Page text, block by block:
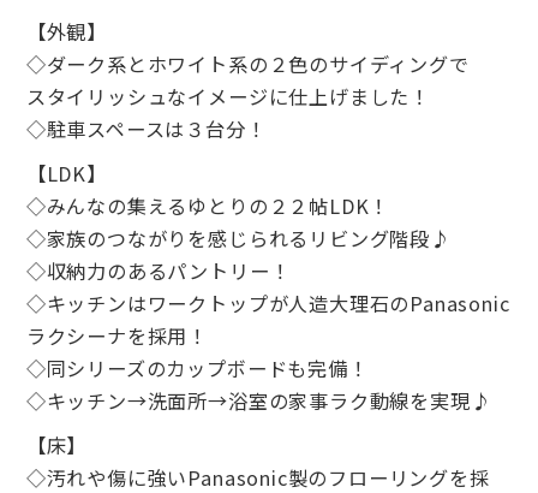
【外観】
◇ダーク系とホワイト系の２色のサイディングで
スタイリッシュなイメージに仕上げました！
◇駐車スペースは３台分！
【LDK】
◇みんなの集えるゆとりの２２帖LDK！
◇家族のつながりを感じられるリビング階段♪
◇収納力のあるパントリー！
◇キッチンはワークトップが人造大理石のPanasonic
ラクシーナを採用！
◇同シリーズのカップボードも完備！
◇キッチン→洗面所→浴室の家事ラク動線を実現♪
【床】
◇汚れや傷に強いPanasonic製のフローリングを採